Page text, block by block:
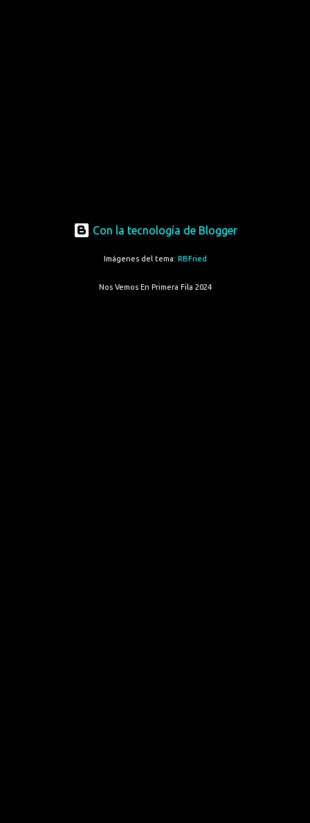
Con la tecnología de Blogger
Imágenes del tema: RBFried
Nos Vemos En Primera Fila 2024